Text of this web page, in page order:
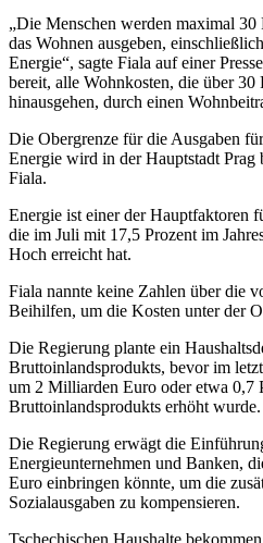
„Die Menschen werden maximal
das Wohnen ausgeben,
Energie“, sagte Fiala auf einer
bereit, alle Wohnkosten, die über 30
hinausgehen, durch einen
Die Obergrenze für die Ausgaben
Energie wird in der Hauptstadt Prag
Fiala.
Energie ist einer der Hauptfaktoren
die im Juli mit 17,5 Prozent im
Hoch erreicht hat.
Fiala nannte keine Zahlen über die
Beihilfen, um die Kosten unter der
Die Regierung plante ein
Bruttoinlandsprodukts, bevor im
um 2 Milliarden Euro oder etwa 0,7
Bruttoinlandsprodukts erhöht wurde.
Die Regierung erwägt die
Energieunternehmen und Banken,
Euro einbringen könnte, um die
Sozialausgaben zu kompensieren.